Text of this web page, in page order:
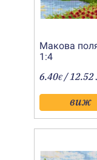
Макова
1:4
6.40€ / 12.52
виж